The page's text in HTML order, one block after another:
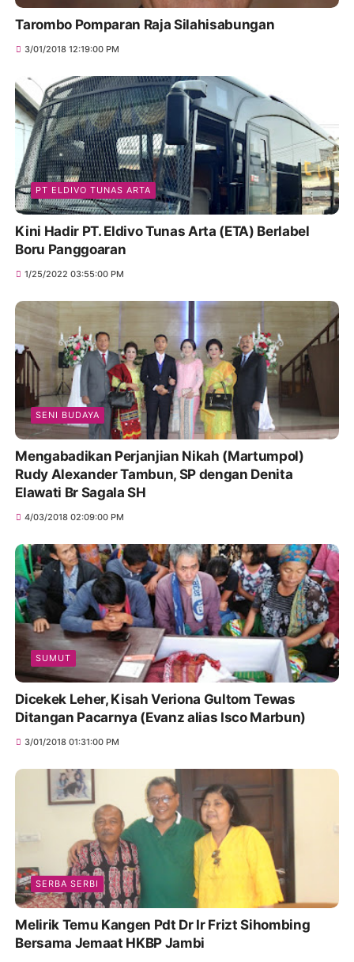
Tarombo Pomparan Raja Silahisabungan
3/01/2018 12:19:00 PM
PT ELDIVO TUNAS ARTA
Kini Hadir PT. Eldivo Tunas Arta (ETA) Berlabel
Boru Panggoaran
1/25/2022 03:55:00 PM
SENI BUDAYA
Mengabadikan Perjanjian Nikah (Martumpol)
Rudy Alexander Tambun, SP dengan Denita
Elawati Br Sagala SH
4/03/2018 02:09:00 PM
SUMUT
Dicekek Leher, Kisah Veriona Gultom Tewas
Ditangan Pacarnya (Evanz alias Isco Marbun)
3/01/2018 01:31:00 PM
SERBA SERBI
Melirik Temu Kangen Pdt Dr Ir Frizt Sihombing
Bersama Jemaat HKBP Jambi